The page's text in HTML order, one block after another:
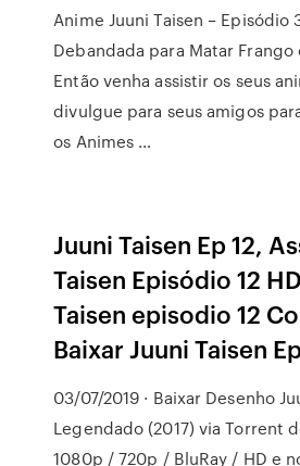
Anime Juuni Taisen – Episódio
Debandada para Matar Frango
Então venha assistir os seus
divulgue para seus amigos
os Animes …
Juuni Taisen Ep 12,
Taisen Episódio 12
Taisen episodio 12
Baixar Juuni Taisen
03/07/2019 · Baixar Desenho
Legendado (2017) via Torrent
1080p / 720p / BluRay / HD e